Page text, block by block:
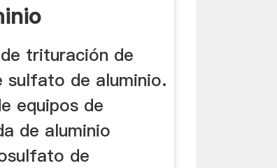
trituración de
sulfato de aluminio.
equipos de
de aluminio
de